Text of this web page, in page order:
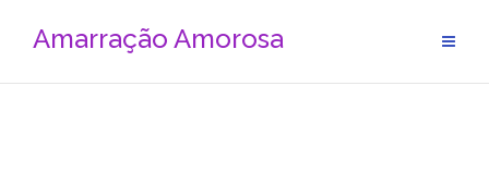
Amarração Amorosa